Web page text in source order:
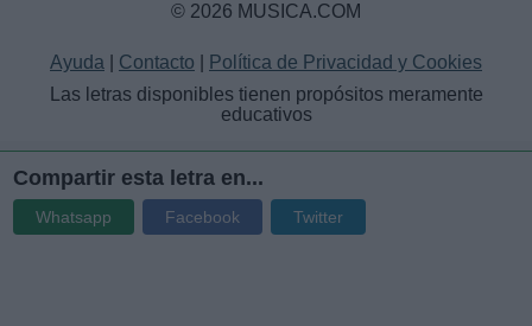
© 2026 MUSICA.COM
Ayuda Contacto
Política de Privacidad y Cookies
Las letras disponibles tienen propósitos meramente
educativos
Compartir esta letra en...
Whatsapp Facebook Twitter